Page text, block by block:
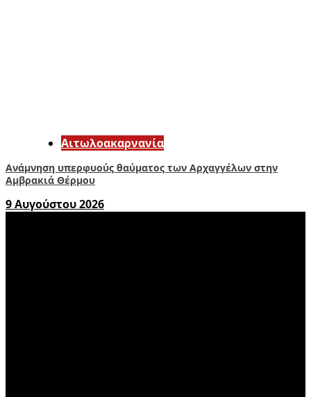
Αιτωλοακαρνανία
Ανάμνηση υπερφυούς θαύματος των Αρχαγγέλων στην
Αμβρακιά Θέρμου
9 Αυγούστου 2026